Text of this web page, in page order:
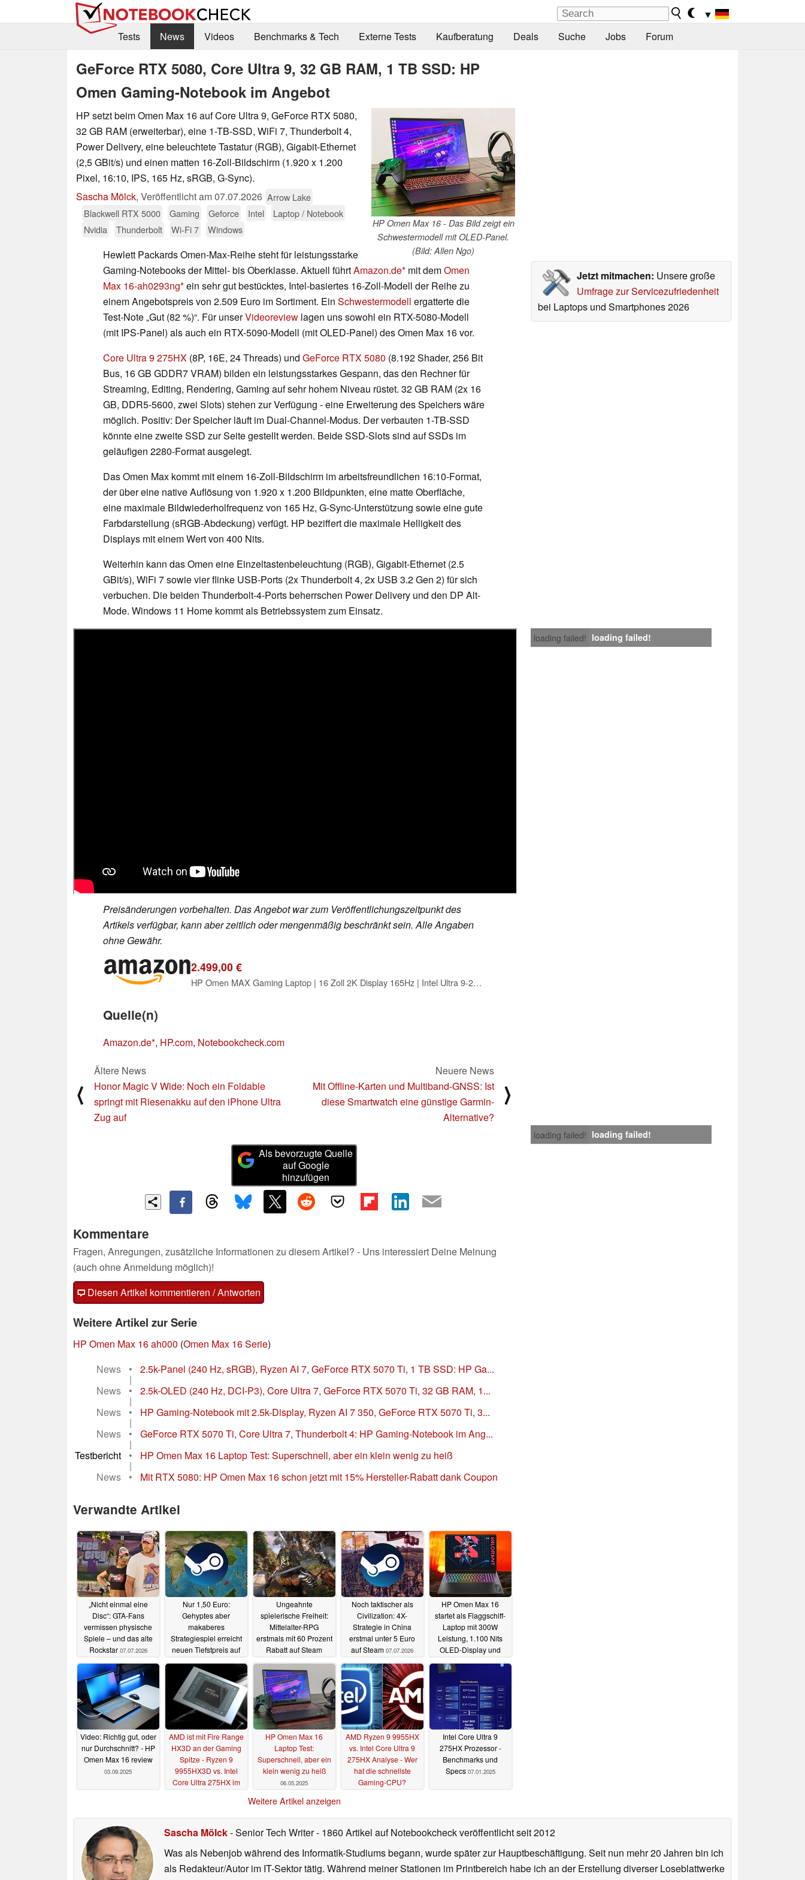
▼
Tests
News Videos Benchmarks & Tech Externe Tests Kaufberatung Deals Suche Jobs Forum
GeForce RTX 5080, Core Ultra 9, 32 GB RAM, 1 TB SSD: HP
Omen Gaming-Notebook im Angebot
HP Omen Max 16 - Das Bild zeigt ein
Schwestermodell mit OLED-Panel.
(Bild: Allen Ngo)
HP setzt beim Omen Max 16 auf Core Ultra 9, GeForce RTX 5080,
32 GB RAM (erweiterbar), eine 1-TB-SSD, WiFi 7, Thunderbolt 4,
Power Delivery, eine beleuchtete Tastatur (RGB), Gigabit-Ethernet
(2,5 GBit/s) und einen matten 16-Zoll-Bildschirm (1.920 x 1.200
Pixel, 16:10, IPS, 165 Hz, sRGB, G-Sync).
Sascha Mölck, Veröffentlicht am07.07.2026 Arrow Lake
Blackwell RTX 5000
Gaming Geforce Intel
Laptop / Notebook
Nvidia
Thunderbolt Wi-Fi 7 Windows
Jetzt mitmachen: Unsere große
Umfrage zur Servicezufriedenheit
bei Laptops und Smartphones 2026
Hewlett Packards Omen-Max-Reihe steht für leistungsstarke
Gaming-Notebooks der Mittel- bis Oberklasse. Aktuell führtAmazon.de mit demOmen
Max 16-ah0293ng ein sehr gut bestücktes, Intel-basiertes 16-Zoll-Modell der Reihe zu
einem Angebotspreis von 2.509 Euro im Sortiment. Ein Schwestermodell ergatterte die
Test-Note „Gut (82 %)“. Für unserVideoreview lagen uns sowohl ein RTX-5080-Modell
(mit IPS-Panel) als auch ein RTX-5090-Modell (mit OLED-Panel) des Omen Max 16 vor.
Core Ultra 9 275HX (8P, 16E, 24 Threads) und GeForce RTX 5080 (8.192 Shader, 256 Bit
Bus, 16 GB GDDR7 VRAM) bilden ein leistungsstarkes Gespann, das den Rechner für
Streaming, Editing, Rendering, Gaming auf sehr hohem Niveau rüstet. 32 GB RAM (2x 16
GB, DDR5-5600, zwei Slots) stehen zur Verfügung - eine Erweiterung des Speichers wäre
möglich. Positiv: Der Speicher läuft im Dual-Channel-Modus. Der verbauten 1-TB-SSD
könnte eine zweite SSD zur Seite gestellt werden. Beide SSD-Slots sind auf SSDs im
geläufigen 2280-Format ausgelegt.
Das Omen Max kommt mit einem 16-Zoll-Bildschirm im arbeitsfreundlichen 16:10-Format,
der über eine native Auflösung von 1.920 x 1.200 Bildpunkten, eine matte Oberfläche,
eine maximale Bildwiederholfrequenz von 165 Hz, G-Sync-Unterstützung sowie eine gute
Farbdarstellung (sRGB-Abdeckung) verfügt. HP beziffert die maximale Helligkeit des
Displays mit einem Wert von 400 Nits.
Weiterhin kann das Omen eine Einzeltastenbeleuchtung (RGB), Gigabit-Ethernet (2.5
GBit/s), WiFi 7 sowie vier flinke USB-Ports (2x Thunderbolt 4, 2x USB 3.2 Gen 2) für sich
verbuchen. Die beiden Thunderbolt-4-Ports beherrschen Power Delivery und den DP Alt-
Mode. Windows 11 Home kommt als Betriebssystem zum Einsatz.
loading failed! loading failed!
Preisänderungen vorbehalten. Das Angebot war zum Veröffentlichungszeitpunkt des
Artikels verfügbar, kann aber zeitlich oder mengenmäßig beschränkt sein. Alle Angaben
ohne Gewähr.
2.499,00 €
HP Omen MAX Gaming Laptop | 16 Zoll 2K Display 165Hz | Intel Ultra 9-275HX (24C) | NVIDIA GeForce RTX 5080 16GB VRAM | 32GB DDR5 RAM | 1 TB SSD | Windows 11 | QWERTZ | Alu Gehäuse | Shadow Black
Quelle(n)
Amazon.de , HP.com, Notebookcheck.com
⟨
Ältere News
Honor Magic V Wide: Noch ein Foldable
springt mit Riesenakku auf den iPhone Ultra
Zug auf
Neuere News
Mit Offline-Karten und Multiband-GNSS: Ist
diese Smartwatch eine günstige Garmin-
Alternative?
⟩
loading failed! loading failed!
Als bevorzugte Quelle
auf Google
hinzufügen
Kommentare
Fragen, Anregungen, zusätzliche Informationen zu diesem Artikel? - Uns interessiert Deine Meinung
(auch ohne Anmeldung möglich)!
Diesen Artikel kommentieren / Antworten
Weitere Artikel zur Serie
HP Omen Max 16 ah000 (Omen Max 16 Serie)
News
• 2.5k-Panel (240 Hz, sRGB), Ryzen AI 7, GeForce RTX 5070 Ti, 1 TB SSD: HP Ga...
|
News
• 2.5k-OLED (240 Hz, DCI-P3), Core Ultra 7, GeForce RTX 5070 Ti, 32 GB RAM, 1...
|
News
• HP Gaming-Notebook mit 2.5k-Display, Ryzen AI 7 350, GeForce RTX 5070 Ti, 3...
|
News
• GeForce RTX 5070 Ti, Core Ultra 7, Thunderbolt 4: HP Gaming-Notebook im Ang...
|
Testbericht
• HP Omen Max 16 Laptop Test: Superschnell, aber ein klein wenig zu heiß
|
News
• Mit RTX 5080: HP Omen Max 16 schon jetzt mit 15% Hersteller-Rabatt dank Coupon
Verwandte Artikel
„Nicht einmal eine
Disc“: GTA-Fans
vermissen physische
Spiele – und das alte
Rockstar 07.07.2026
Nur 1,50 Euro:
Gehyptes aber
makaberes
Strategiespiel erreicht
neuen Tiefstpreis auf
07.07.2026
Ungeahnte
spielerische Freiheit:
Mittelalter-RPG
erstmals mit 60 Prozent
Rabatt auf Steam
07.07.2026
Noch taktischer als
Civilization: 4X-
Strategie in China
erstmal unter 5 Euro
auf Steam 07.07.2026
HP Omen Max 16
startet als Flaggschiff-
Laptop mit 300W
Leistung, 1.100 Nits
OLED-Display und
06.01.2026
Video: Richtig gut, oder
nur Durchschnitt? - HP
Omen Max 16 review
03.09.2025
AMD ist mit Fire Range
HX3D an der Gaming
Spitze - Ryzen 9
9955HX3D vs. Intel
Core Ultra 275HX im
HP Omen Max 16
Laptop Test:
Superschnell, aber ein
klein wenig zu heiß
06.05.2025
AMD Ryzen 9 9955HX
vs. Intel Core Ultra 9
275HX Analyse - Wer
hat die schnellste
Gaming-CPU?
Intel Core Ultra 9
275HX Prozessor -
Benchmarks und
Specs 07.01.2025
Weitere Artikel anzeigen
Sascha Mölck- Senior Tech Writer- 1860 Artikel auf Notebookcheck veröffentlichtseit 2012
Was als Nebenjob während des Informatik-Studiums begann, wurde später zur Hauptbeschäftigung. Seit nun mehr 20 Jahren bin ich
als Redakteur/Autor im IT-Sektor tätig. Während meiner Stationen im Printbereich habe ich an der Erstellung diverser Loseblattwerke